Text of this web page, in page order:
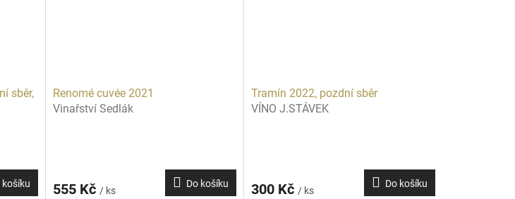
sběr,
košíku
Renomé cuvée 2021
Vinařství Sedlák
555 Kč / ks
Do košíku
Tramín 2022, pozdní sběr
VÍNO J.STÁVEK
300 Kč / ks
Do košíku